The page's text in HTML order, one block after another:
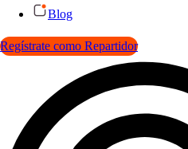
Blog
Regístrate como Repartidor